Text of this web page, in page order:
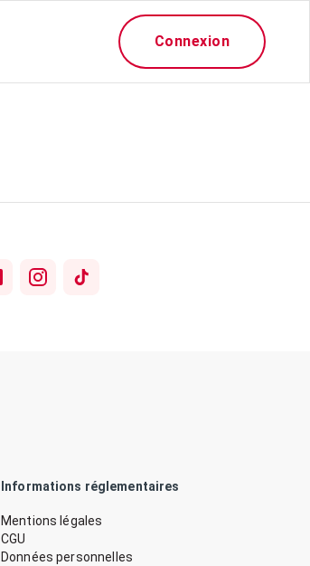
Connexion
Informations réglementaires
Mentions légales
CGU
Données personnelles